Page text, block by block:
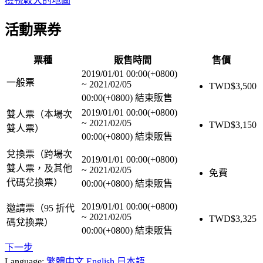
活動票券
票種 販售時間 售價
一般票
2019/01/01 00:00(+0800)
~ 2021/02/05
00:00(+0800) 結束販售
TWD$3,500
雙人票（本場次
雙人票）
2019/01/01 00:00(+0800)
~ 2021/02/05
00:00(+0800) 結束販售
TWD$3,150
兌換票（跨場次
雙人票，及其他
代碼兌換票）
2019/01/01 00:00(+0800)
~ 2021/02/05
00:00(+0800) 結束販售
免費
邀請票（95 折代
碼兌換票）
2019/01/01 00:00(+0800)
~ 2021/02/05
00:00(+0800) 結束販售
TWD$3,325
下一步